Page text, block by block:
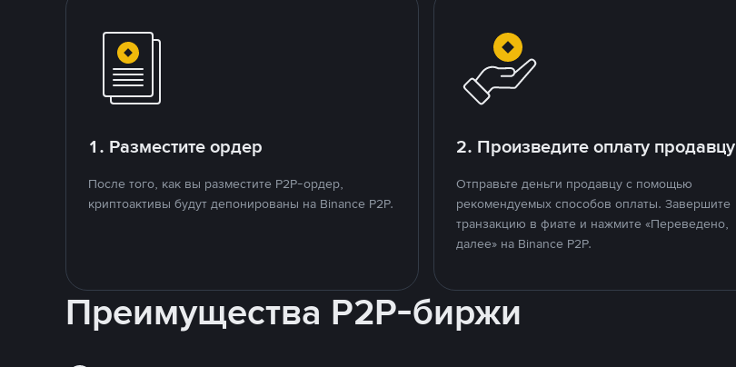
1. Разместите ордер
После того, как вы разместите P2P-ордер,
криптоактивы будут депонированы на Binance P2P.
2. Произведите оплату продавцу
Отправьте деньги продавцу с помощью
рекомендуемых способов оплаты. Завершите
транзакцию в фиате и нажмите «Переведено,
далее» на Binance P2P.
Преимущества P2P-биржи